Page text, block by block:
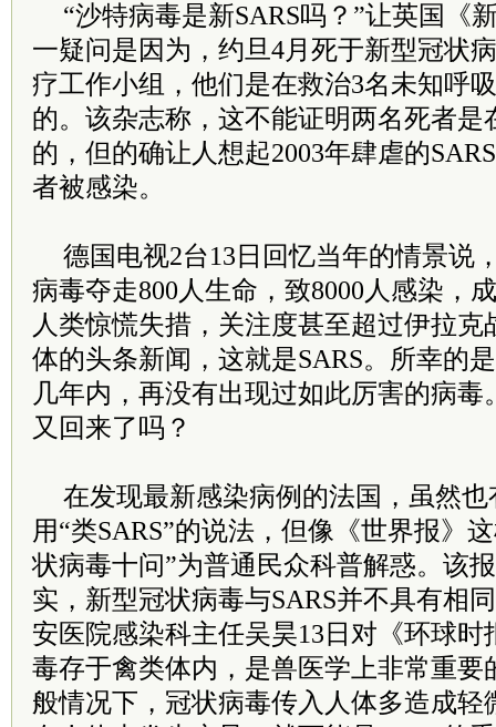
“沙特病毒是新SARS吗？”让英国《
一疑问是因为，约旦4月死于新型冠状
疗工作小组，他们是在救治3名未知呼
的。该杂志称，这不能证明两名死者是
的，但的确让人想起2003年肆虐的
者被感染。
德国电视2台13日回忆当年的情景说
病毒夺走800人生命，致8000人感染，
人类惊慌失措，关注度甚至超过伊拉
体的头条新闻，这就是SARS。所幸的
几年内，再没有出现过如此厉害的病毒
又回来了吗？
在发现最新感染病例的法国，虽然
用“类SARS”的说法，但像《世界报》
状病毒十问”为普通民众科普解惑。该
实，新型冠状病毒与SARS并不具有相
安医院感染科主任吴昊13日对《环球时
毒存于禽类体内，是兽医学上非常重要
般情况下，冠状病毒传入人体多造成轻